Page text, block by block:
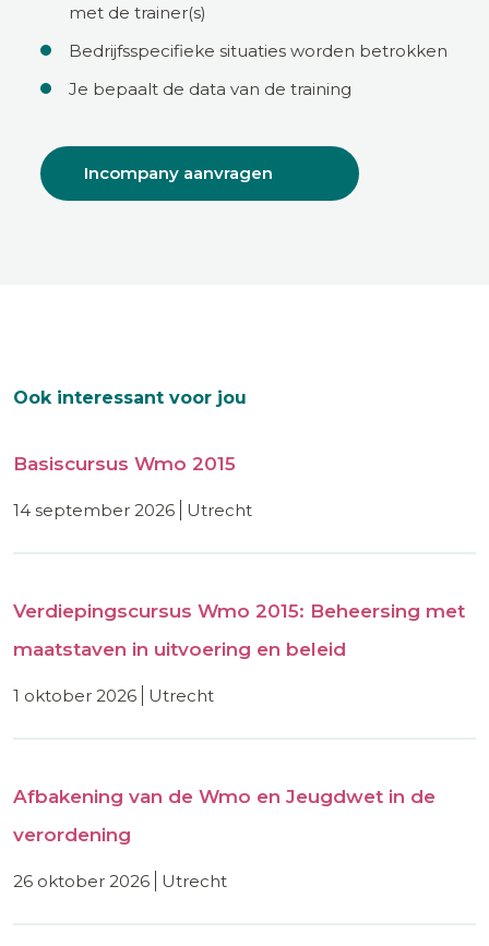
met de trainer(s)
Bedrijfsspecifieke situaties worden betrokken
Je bepaalt de data van de training
Incompany aanvragen
Ook interessant voor jou
Basiscursus Wmo 2015
14 september 2026 utrecht
Verdiepingscursus Wmo 2015: Beheersing met
maatstaven in uitvoering en beleid
1 oktober 2026 utrecht
Afbakening van de Wmo en Jeugdwet in de
verordening
26 oktober 2026 utrecht